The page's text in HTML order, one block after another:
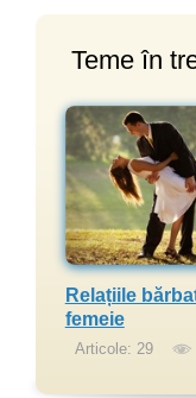
Teme în
Relațiile
femeie
Articole: 29